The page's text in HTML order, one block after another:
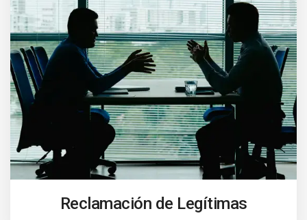
Reclamación de Legítimas